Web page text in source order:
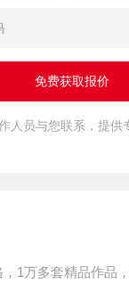
人员与您联系，提供
1万多套精品作品